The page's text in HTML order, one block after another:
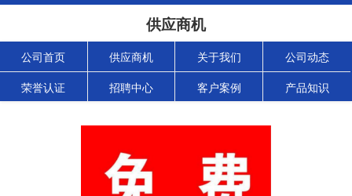
供应商机
公司首页 供应商机 关于我们 公司动态
荣誉认证 招聘中心 客户案例 产品知识